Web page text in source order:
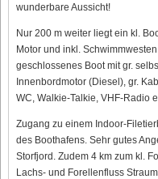
wunderbare Aussicht!
Nur 200 m weiter liegt ein kl.
Motor und inkl.
geschlossenes Boot mit gr.
Innenbordmotor (Diesel), gr.
WC, Walkie-Talkie, VHF-Radio
Zugang zu einem Indoor-
des Boothafens. Sehr gutes
Storfjord. Zudem 4 km zum kl.
Lachs- und Forellenfluss